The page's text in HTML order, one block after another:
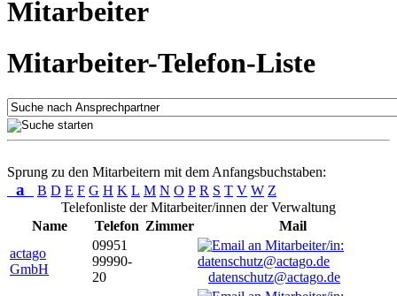
Mitarbeiter
Mitarbeiter-Telefon-Liste
Sprung zu den Mitarbeitern mit dem Anfangsbuchstaben:
a B D E F G H K L M N O P R S T V W Z
Telefonliste der Mitarbeiter/innen der Verwaltung
Name
Telefon Zimmer
Mail
actago
GmbH
09951
99990-
20
datenschutz@actago.de